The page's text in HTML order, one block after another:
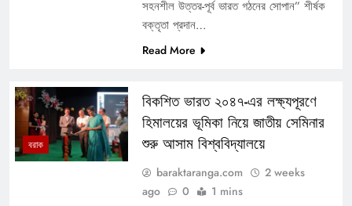
সহনশীল উত্তর-পূর্ব ভারত গঠনের সোপান” শীর্ষক
বক্তৃতা প্রদান…
Read More
বরাক
বিকশিত ভারত ২০৪৭-এর লক্ষ্যপূরণে
হিমালয়ের ভূমিকা নিয়ে জাতীয় সেমিনার
শুরু আসাম বিশ্ববিদ্যালয়ে
baraktaranga.com
2 weeks
ago
0 1 mins